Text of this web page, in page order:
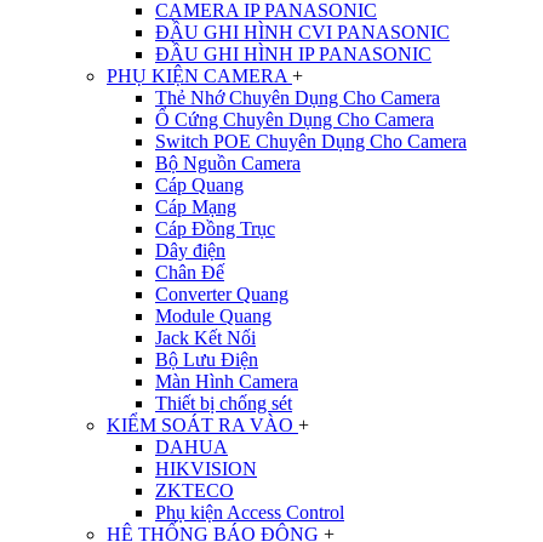
CAMERA IP PANASONIC
ĐẦU GHI HÌNH CVI PANASONIC
ĐẦU GHI HÌNH IP PANASONIC
PHỤ KIỆN CAMERA +
Thẻ Nhớ Chuyên Dụng Cho Camera
Ổ Cứng Chuyên Dụng Cho Camera
Switch POE Chuyên Dụng Cho Camera
Bộ Nguồn Camera
Cáp Quang
Cáp Mạng
Cáp Đồng Trục
Dây điện
Chân Đế
Converter Quang
Module Quang
Jack Kết Nối
Bộ Lưu Điện
Màn Hình Camera
Thiết bị chống sét
KIỂM SOÁT RA VÀO +
DAHUA
HIKVISION
ZKTECO
Phụ kiện Access Control
HỆ THỐNG BÁO ĐỘNG +